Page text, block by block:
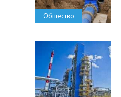
Общество